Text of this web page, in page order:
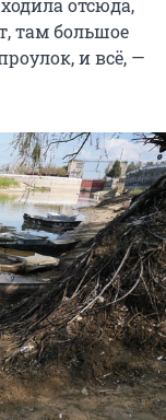
отсюда,
там большое
и всё, —